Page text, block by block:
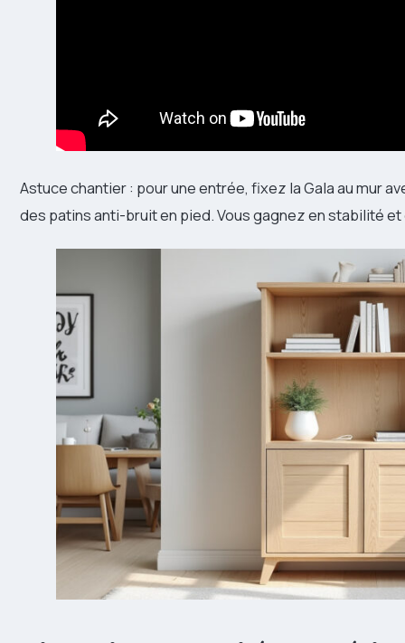
Astuce chantier : pour une entrée, fixez la Gala au mur
des patins anti-bruit en pied. Vous gagnez en stabilité